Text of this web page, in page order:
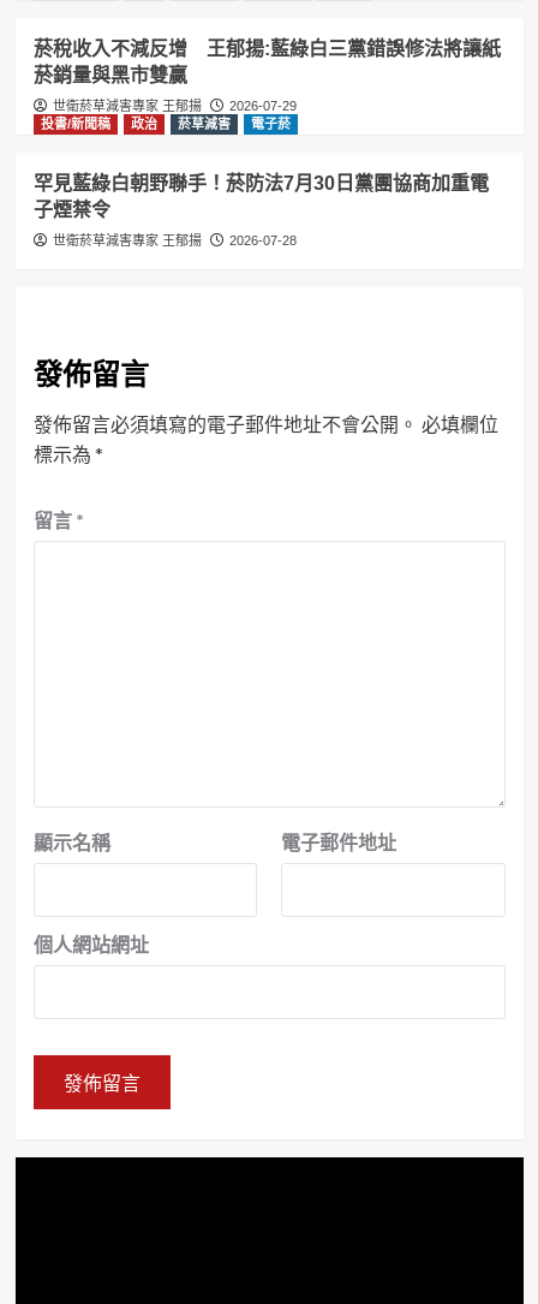
菸稅收入不減反增 王郁揚:藍綠白三黨錯誤修法將讓紙
菸銷量與黑市雙贏
世衛菸草減害專家 王郁揚
2026-07-29
投書/新聞稿
政治 菸草減害 電子菸
罕見藍綠白朝野聯手！菸防法7月30日黨團協商加重電
子煙禁令
世衛菸草減害專家 王郁揚 2026-07-28
發佈留言
發佈留言必須填寫的電子郵件地址不會公開。 必填欄位
標示為 *
留言 *
顯示名稱 電子郵件地址
個人網站網址